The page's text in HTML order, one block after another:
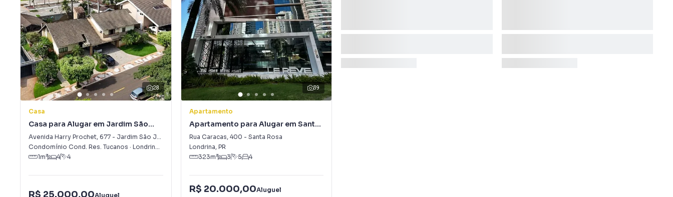
28
Casa
Casa para Alugar em Jardim São
Jorge
Avenida Harry Prochet, 677 - Jardim São Jorge
Condomínio Cond. Res. Tucanos · Londrina ,
1m² 4 4
R$ 25.000,00Aluguel
39
Apartamento
Apartamento para Alugar em Santa
Rosa
Rua Caracas, 400 - Santa Rosa
Londrina, PR
323m² 3 5 4
R$ 20.000,00Aluguel